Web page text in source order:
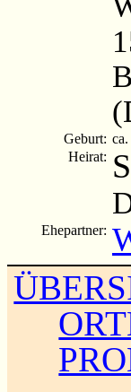
Geburt:
Heirat:
Ehepartner: